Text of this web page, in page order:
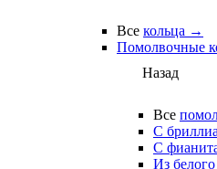
Все кольца →
Помолвочные
Назад
Все
С
С
Из белого